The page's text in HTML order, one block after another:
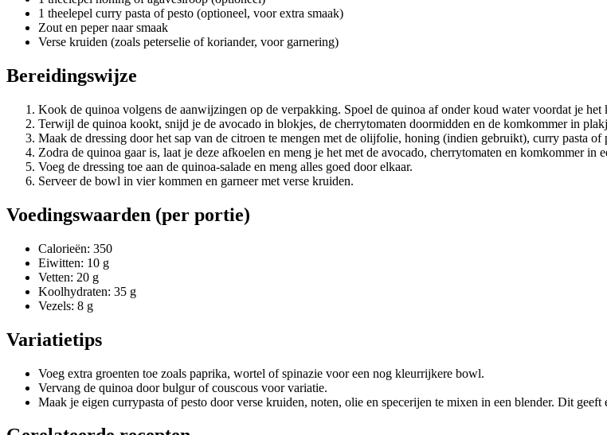
1 theelepel curry pasta of pesto (optioneel, voor extra smaak)
Zout en peper naar smaak
Verse kruiden (zoals peterselie of koriander, voor garnering)
Bereidingswijze
Kook de quinoa volgens de aanwijzingen op de verpakking. Spoel de quinoa af onder koud water voordat je het
Terwijl de quinoa kookt, snijd je de avocado in blokjes, de cherrytomaten doormidden en de komkommer in
Maak de dressing door het sap van de citroen te mengen met de olijfolie, honing (indien gebruikt), curry pasta of
Zodra de quinoa gaar is, laat je deze afkoelen en meng je het met de avocado, cherrytomaten en komkommer in
Voeg de dressing toe aan de quinoa-salade en meng alles goed door elkaar.
Serveer de bowl in vier kommen en garneer met verse kruiden.
Voedingswaarden (per portie)
Calorieën: 350
Eiwitten: 10 g
Vetten: 20 g
Koolhydraten: 35 g
Vezels: 8 g
Variatietips
Voeg extra groenten toe zoals paprika, wortel of spinazie voor een nog kleurrijkere bowl.
Vervang de quinoa door bulgur of couscous voor variatie.
Maak je eigen currypasta of pesto door verse kruiden, noten, olie en specerijen te mixen in een blender. Dit